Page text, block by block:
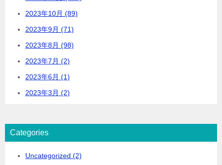
2023年10月 (89)
2023年9月 (71)
2023年8月 (98)
2023年7月 (2)
2023年6月 (1)
2023年3月 (2)
Categories
Uncategorized (2)